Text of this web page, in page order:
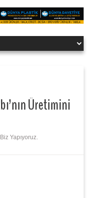
Üretimini
Yapıyoruz.